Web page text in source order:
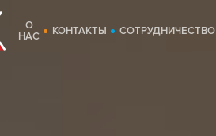
О
НАС
КОНТАКТЫ СОТРУДНИЧЕСТВО